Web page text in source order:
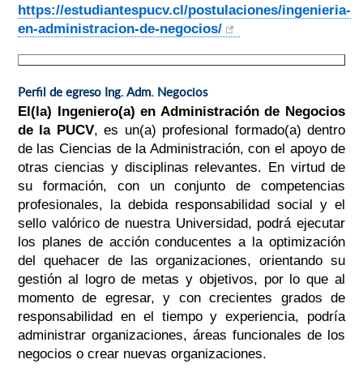
https://estudiantespucv.cl/postulaciones/ingenieria-
en-administracion-de-negocios/
Perfil de egreso Ing. Adm. Negocios
El(la) Ingeniero(a) en Administración de Negocios
de la PUCV, es un(a) profesional formado(a) dentro
de las Ciencias de la Administración, con el apoyo de
otras ciencias y disciplinas relevantes. En virtud de
su formación, con un conjunto de competencias
profesionales, la debida responsabilidad social y el
sello valórico de nuestra Universidad, podrá ejecutar
los planes de acción conducentes a la optimización
del quehacer de las organizaciones, orientando su
gestión al logro de metas y objetivos, por lo que al
momento de egresar, y con crecientes grados de
responsabilidad en el tiempo y experiencia, podría
administrar organizaciones, áreas funcionales de los
negocios o crear nuevas organizaciones.